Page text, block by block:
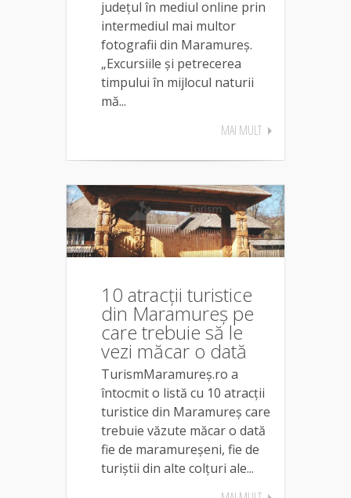
județul în mediul online prin
intermediul mai multor
fotografii din Maramureș.
„Excursiile și petrecerea
timpului în mijlocul naturii
mă...
MAI MULT
10 atracții turistice
din Maramureș pe
care trebuie să le
vezi măcar o dată
TurismMaramureș.ro a
întocmit o listă cu 10 atracții
turistice din Maramureș care
trebuie văzute măcar o dată
fie de maramureșeni, fie de
turiștii din alte colțuri ale...